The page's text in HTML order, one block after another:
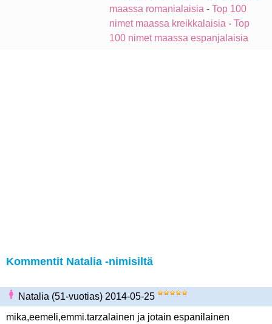
maassa romanialaisia - Top 100
nimet maassa kreikkalaisia - Top
100 nimet maassa espanjalaisia
Kommentit Natalia -nimisiltä
Natalia (51-vuotias) 2014-05-25
mika,eemeli,emmi.tarzalainen ja jotain espanilainen